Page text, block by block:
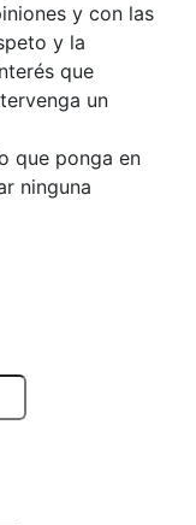
y con las
y la
que
un
que ponga en
ninguna